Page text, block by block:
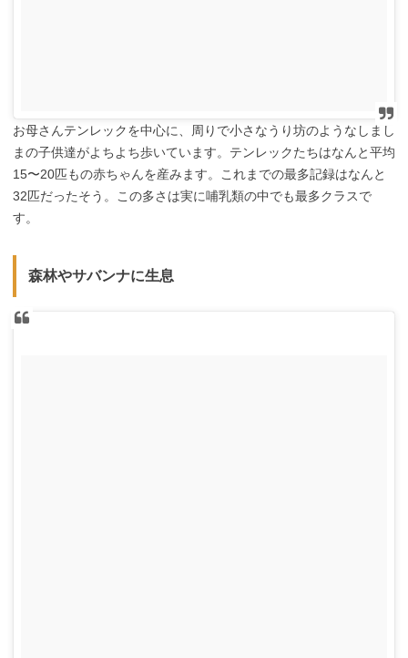
お母さんテンレックを中心に、周りで小さなうり坊のようなしまし
まの子供達がよちよち歩いています。テンレックたちはなんと平均
15〜20匹もの赤ちゃんを産みます。これまでの最多記録はなんと
32匹だったそう。この多さは実に哺乳類の中でも最多クラスで
す。
森林やサバンナに生息